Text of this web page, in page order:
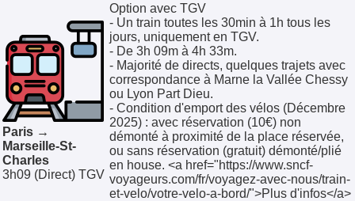
Paris →
Marseille-St-
Charles
3h09 (Direct) TGV
Option avec TGV
- Un train toutes les 30min à 1h tous les
jours, uniquement en TGV.
- De 3h 09m à 4h 33m.
- Majorité de directs, quelques trajets avec
correspondance à Marne la Vallée Chessy
ou Lyon Part Dieu.
- Condition d'emport des vélos (Décembre
2025) : avec réservation (10€) non
démonté à proximité de la place réservée,
ou sans réservation (gratuit) démonté/plié
en house. <a href="https://www.sncf-
voyageurs.com/fr/voyagez-avec-nous/train-
et-velo/votre-velo-a-bord/">Plus d'infos</a>